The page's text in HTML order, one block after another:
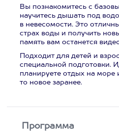
Вы познакомитесь с
научитесь дышать под
в невесомости. Это
страх воды и получить
память вам останется
Подходит для детей и
специальной подготовки.
планируете отдых на море
то новое заранее.
Программа